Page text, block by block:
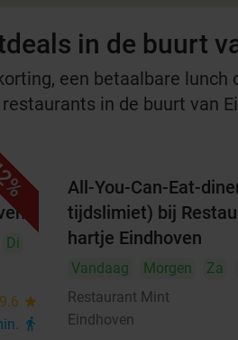
in de buurt
een betaalbare
in de buurt van
Di
9.6 star
directions_walk
All-You-Can-Eat-
tijdslimiet) bij
hartje Eindhoven
Vandaag Morgen Za
Restaurant Mint
Eindhoven